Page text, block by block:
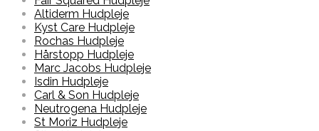
Altiderm Hudpleje
Kyst Care Hudpleje
Rochas Hudpleje
Hårstopp Hudpleje
Marc Jacobs Hudpleje
Isdin Hudpleje
Carl & Son Hudpleje
Neutrogena Hudpleje
St Moriz Hudpleje